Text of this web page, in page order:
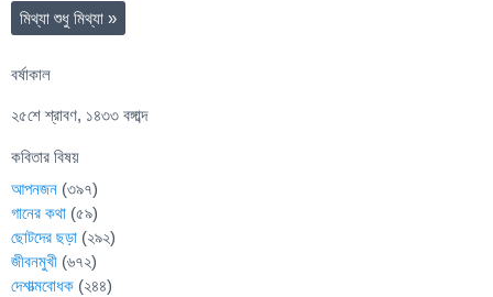
মিথ্যা শুধু মিথ্যা »
বর্ষাকাল
২৫শে শ্রাবণ, ১৪৩৩ বঙ্গাব্দ
কবিতার বিষয়
আপনজন (৩৯৭)
গানের কথা (৫৯)
ছোটদের ছড়া (২৯২)
জীবনমুখী (৬৭২)
দেশাত্মবোধক (২৪৪)